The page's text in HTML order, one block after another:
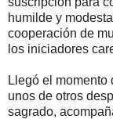
humilde y
cooperación de
los iniciadores
Llegó el
unos de otros
sagrado,